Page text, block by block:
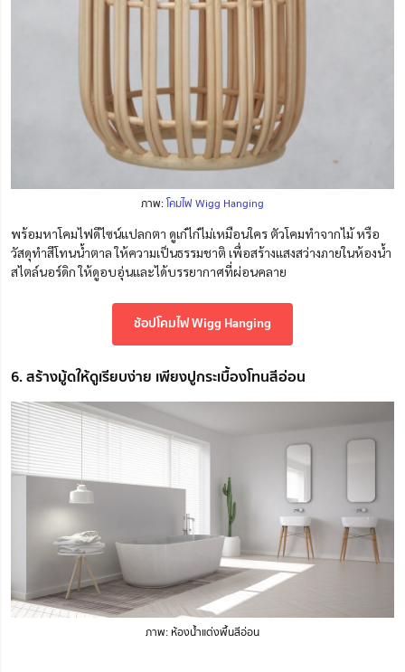
ภาพ:โคมไฟ Wigg Hanging
พร้อมหาโคมไฟดีไซน์แปลกตา ดูเก๋ไก๋ไม่เหมือนใคร ตัวโคมทำจากไม้ หรือ
วัสดุทำสีโทนน้ำตาล ให้ความเป็นธรรมชาติ เพื่อสร้างแสงสว่างภายในห้องน้ำ
สไตล์นอร์ดิก ให้ดูอบอุ่นและได้บรรยากาศที่ผ่อนคลาย
ช้อปโคมไฟ Wigg Hanging
6. สร้างมู้ดให้ดูเรียบง่าย เพียงปูกระเบื้องโทนสีอ่อน
ภาพ: ห้องน้ำแต่งพื้นสีอ่อน